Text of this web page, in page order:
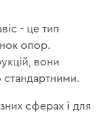
- це тип
опор.
вони
стандартними.
сферах і для